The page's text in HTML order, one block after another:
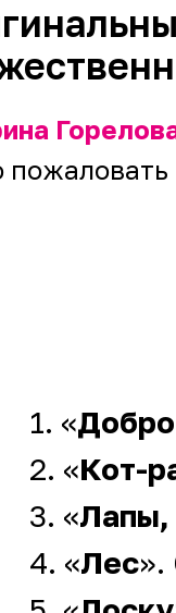
пожаловать
1. «
2. «Кот-
3. «Лапы,
4. «Лес».